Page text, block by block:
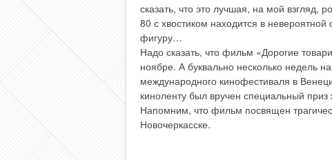
сказать, что это лучшая, на мой
80 с хвостиком находится в
фигуру…
Надо сказать, что фильм «Дорогие
ноябре. А буквально несколько недель
международного кинофестиваля в
киноленту был вручен специальный
Напомним, что фильм посвящен
Новочеркасске.